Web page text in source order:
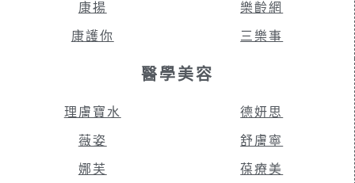
康揚
康護你
樂齡網
三樂事
醫學美容
理膚寶水
薇姿
娜芙
德妍思
舒膚寧
葆療美